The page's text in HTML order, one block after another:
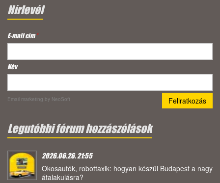
Hírlevél
E-mail cím*
Név
Email marketing by NeoSoft
Legutóbbi fórum hozzászólások
2026.06.26. 21:55
Okosautók, robottaxik: hogyan készül Budapest a nagy
átalakulásra?